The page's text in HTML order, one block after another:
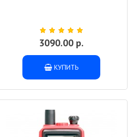
3090.00 р.
КУПИТЬ